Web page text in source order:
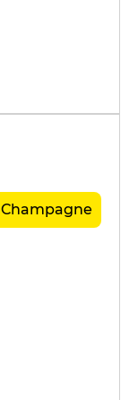
Champagne